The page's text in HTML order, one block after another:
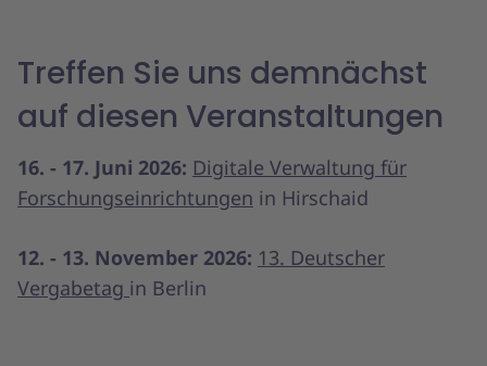
Treffen Sie uns demnächst
auf diesen Veranstaltungen
16. - 17. Juni 2026: Digitale Verwaltung für
Forschungseinrichtungen in Hirschaid
12. - 13. November 2026: 13. Deutscher
Vergabetag in Berlin